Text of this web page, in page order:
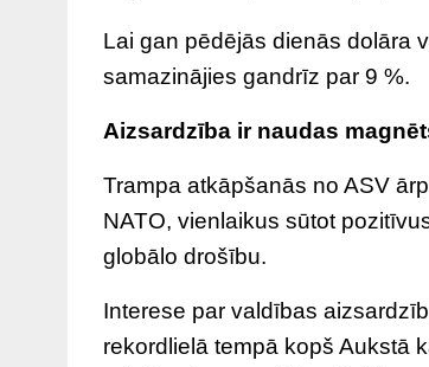
Lai gan pēdējās dienās dolāra
samazinājies gandrīz par 9 %.
Aizsardzība ir naudas
Trampa atkāpšanās no ASV
NATO, vienlaikus sūtot
globālo drošību.
Interese par valdības
rekordlielā tempā kopš Aukstā